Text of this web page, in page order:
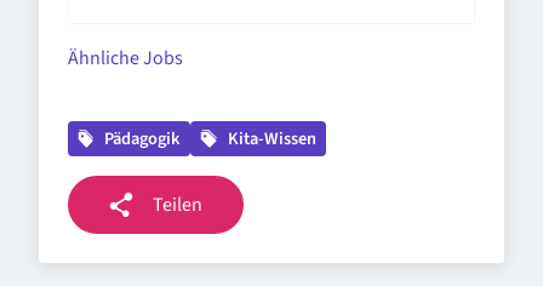
Ähnliche Jobs
Pädagogik Kita-Wissen
Teilen